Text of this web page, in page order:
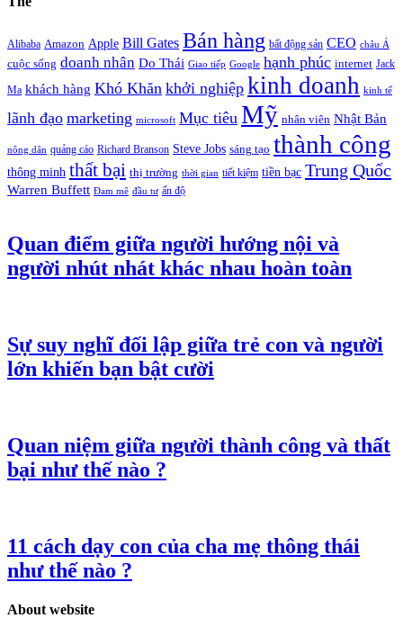
Alibaba Amazon Apple Bill Gates Bán hàng bất động sản CEO châu Á
cuộc sống doanh nhân Do Thái Giao tiếp Google hạnh phúc internet Jack
Ma khách hàng Khó Khăn khởi nghiệp kinh doanh kinh tế
lãnh đạo marketing microsoft Mục tiêu Mỹ nhân viên Nhật Bản
nông dân quảng cáo Richard Branson Steve Jobs sáng tạo thành công
thông minh thất bại thị trường thời gian tiết kiệm tiền bạc Trung Quốc
Warren Buffett Đam mê đầu tư ấn độ
Quan điểm giữa người hướng nội và
người nhút nhát khác nhau hoàn toàn
Sự suy nghĩ đối lập giữa trẻ con và người
lớn khiến bạn bật cười
Quan niệm giữa người thành công và thất
bại như thế nào ?
11 cách dạy con của cha mẹ thông thái
như thế nào ?
About website